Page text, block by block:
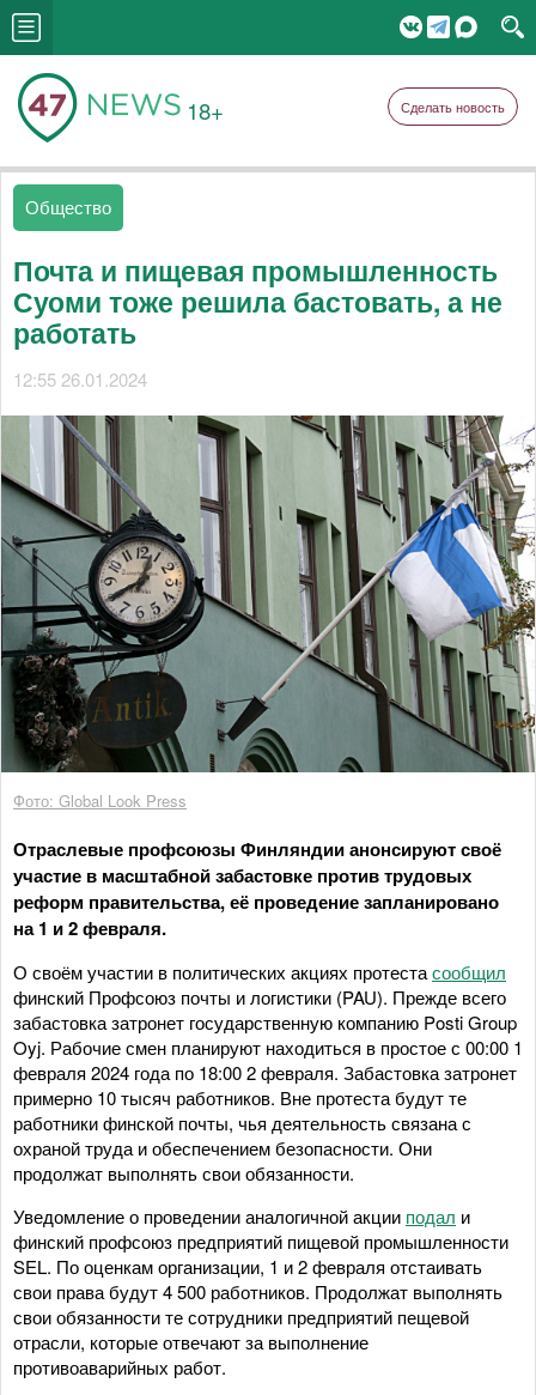
18+ Сделать новость
Общество
Почта и пищевая промышленность
Суоми тоже решила бастовать, а не
работать
12:55 26.01.2024
Фото: Global Look Press
Отраслевые профсоюзы Финляндии анонсируют своё
участие в масштабной забастовке против трудовых
реформ правительства, её проведение запланировано
на 1 и 2 февраля.
О своём участии в политических акциях протестасообщил
финский Профсоюз почты и логистики (PAU). Прежде всего
забастовка затронет государственную компанию Posti Group
Oyj. Рабочие смен планируют находиться в простое с 00:00 1
февраля 2024 года по 18:00 2 февраля. Забастовка затронет
примерно 10 тысяч работников. Вне протеста будут те
работники финской почты, чья деятельность связана с
охраной труда и обеспечением безопасности. Они
продолжат выполнять свои обязанности.
Уведомление о проведении аналогичной акции подал и
финский профсоюз предприятий пищевой промышленности
SEL. По оценкам организации, 1 и 2 февраля отстаивать
свои права будут 4 500 работников. Продолжат выполнять
свои обязанности те сотрудники предприятий пещевой
отрасли, которые отвечают за выполнение
противоаварийных работ.